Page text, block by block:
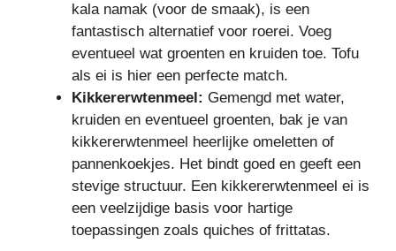
kala namak (voor de smaak), is een
fantastisch alternatief voor roerei. Voeg
eventueel wat groenten en kruiden toe. Tofu
als ei is hier een perfecte match.
Kikkererwtenmeel: Gemengd met water,
kruiden en eventueel groenten, bak je van
kikkererwtenmeel heerlijke omeletten of
pannenkoekjes. Het bindt goed en geeft een
stevige structuur. Een kikkererwtenmeel ei is
een veelzijdige basis voor hartige
toepassingen zoals quiches of frittatas.